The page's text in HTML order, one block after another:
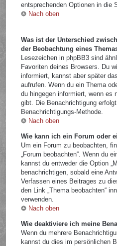
entsprechenden Optionen in die
Nach oben
Was ist der Unterschied
der Beobachtung eines
Lesezeichen in phpBB3 sind
Favoriten deines Browsers. Du
informiert, kannst aber später
aufrufen. Wenn du ein Thema
du hingegen informiert, wenn es
gibt. Die Benachrichtigung
Benachrichtigungs-Methode.
Nach oben
Wie kann ich ein Forum oder
Um ein Forum zu beobachten,
„Forum beobachten“. Wenn du
kannst du entweder die Option
benachrichtigen, sobald eine
Verfassen eines Beitrages zu
den Link „Thema beobachten“
verwenden.
Nach oben
Wie deaktiviere ich meine
Wenn du mehrere
kannst du dies im persönlichen